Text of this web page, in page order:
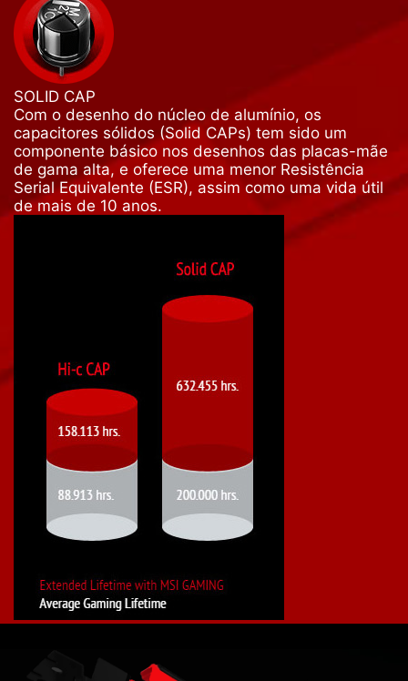
SOLID CAP
Com o desenho do núcleo de alumínio, os
capacitores sólidos (Solid CAPs) tem sido um
componente básico nos desenhos das placas-mãe
de gama alta, e oferece uma menor Resistência
Serial Equivalente (ESR), assim como uma vida útil
de mais de 10 anos.